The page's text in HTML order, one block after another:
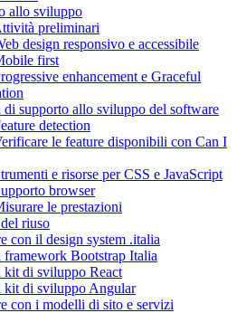
allo sviluppo
preliminari
design responsivo e accessibile
first
enhancement e Graceful
di supporto allo sviluppo del software
detection
le feature disponibili con Can I
e risorse per CSS e JavaScript
browser
le prestazioni
riuso
con il design system .italia
framework Bootstrap Italia
kit di sviluppo React
kit di sviluppo Angular
con i modelli di sito e servizi